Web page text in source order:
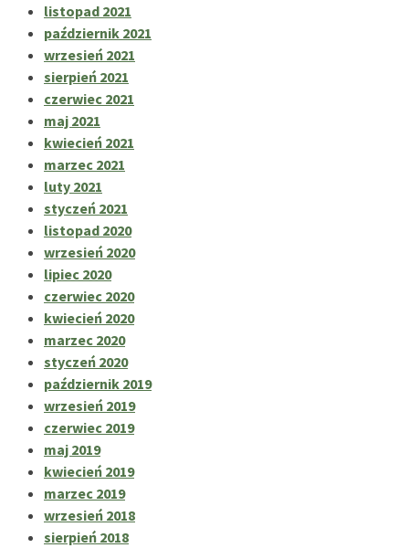
listopad 2021
październik 2021
wrzesień 2021
sierpień 2021
czerwiec 2021
maj 2021
kwiecień 2021
marzec 2021
luty 2021
styczeń 2021
listopad 2020
wrzesień 2020
lipiec 2020
czerwiec 2020
kwiecień 2020
marzec 2020
styczeń 2020
październik 2019
wrzesień 2019
czerwiec 2019
maj 2019
kwiecień 2019
marzec 2019
wrzesień 2018
sierpień 2018